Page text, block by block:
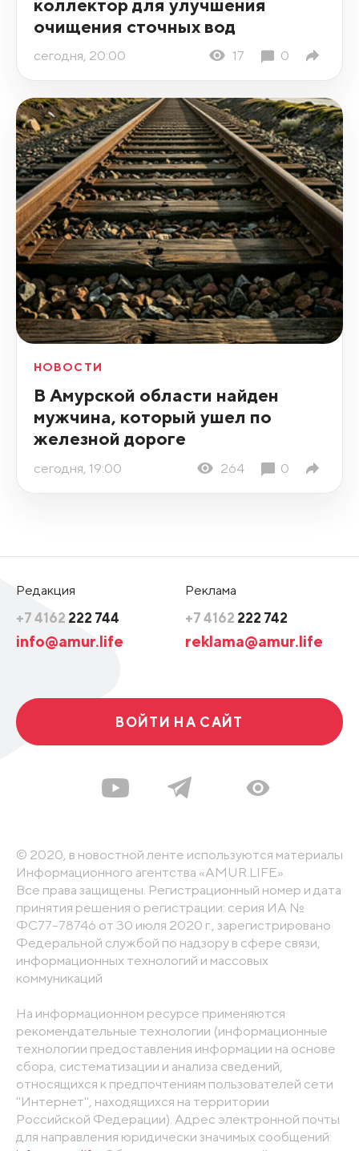
очищения сточных вод
сегодня, 20:00 17 0
НОВОСТИ
В Амурской области найден
мужчина, который ушел по
железной дороге
сегодня, 19:00 264 0
Редакция
+7 4162 222 744
info@amur.life
Реклама
+7 4162 222 742
reklama@amur.life
ВОЙТИ НА САЙТ
© 2020, в новостной ленте используются материалы
Информационного агентства «AMUR.LIFE».
Все права защищены. Регистрационный номер и дата
принятия решения о регистрации: серия ИА №
ФС77-78746 от 30 июля 2020 г., зарегистрировано
Федеральной службой по надзору в сфере связи,
информационных технологий и массовых
коммуникаций
На информационном ресурсе применяются
рекомендательные технологии (информационные
технологии предоставления информации на основе
сбора, систематизации и анализа сведений,
относящихся к предпочтениям пользователей сети
"Интернет", находящихся на территории
Российской Федерации). Адрес электронной почты
для направления юридически значимых сообщений: